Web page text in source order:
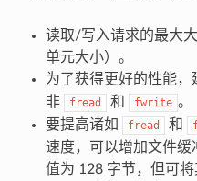
读取/写入请求的最大
单元大小）。
为了获得更好的性能，
非
fread 和 fwrite 。
要提高诸如
fread 和
速度，可以增加文件缓
值为 128 字节，但可